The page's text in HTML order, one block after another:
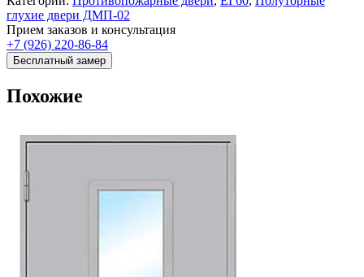
глухие двери ДМП-02
Прием заказов и консультация
+7 (926) 220-86-84
Бесплатный замер
Похожие